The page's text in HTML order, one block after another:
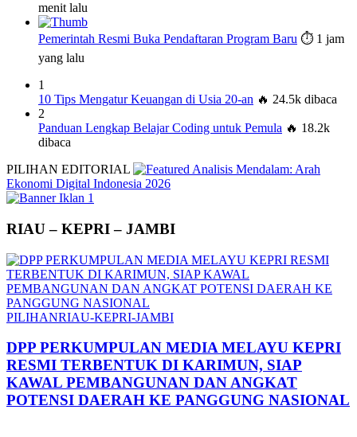
menit lalu
Pemerintah Resmi Buka Pendaftaran Program Baru ⏱️ 1 jam
yang lalu
1
10 Tips Mengatur Keuangan di Usia 20-an 🔥 24.5k dibaca
2
Panduan Lengkap Belajar Coding untuk Pemula 🔥 18.2k
dibaca
PILIHAN EDITORIAL
Analisis Mendalam: Arah
Ekonomi Digital Indonesia 2026
RIAU – KEPRI – JAMBI
PILIHANRIAU-KEPRI-JAMBI
DPP PERKUMPULAN MEDIA MELAYU KEPRI
RESMI TERBENTUK DI KARIMUN, SIAP
KAWAL PEMBANGUNAN DAN ANGKAT
POTENSI DAERAH KE PANGGUNG NASIONAL